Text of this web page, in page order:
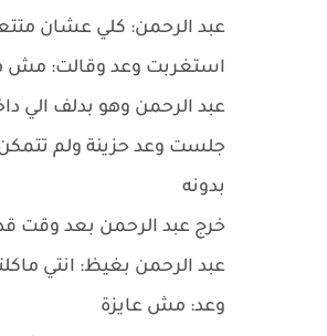
عبد الرحمن: كلي عشان
استغربت وعد وقالت: مش
عبد الرحمن وهو بدلف الي
جلست وعد حزينة ولم تتمكن
بدونه
خرج عبد الرحمن بعد وقت
عبد الرحمن بغيظ: انتي
وعد: مش عايزة